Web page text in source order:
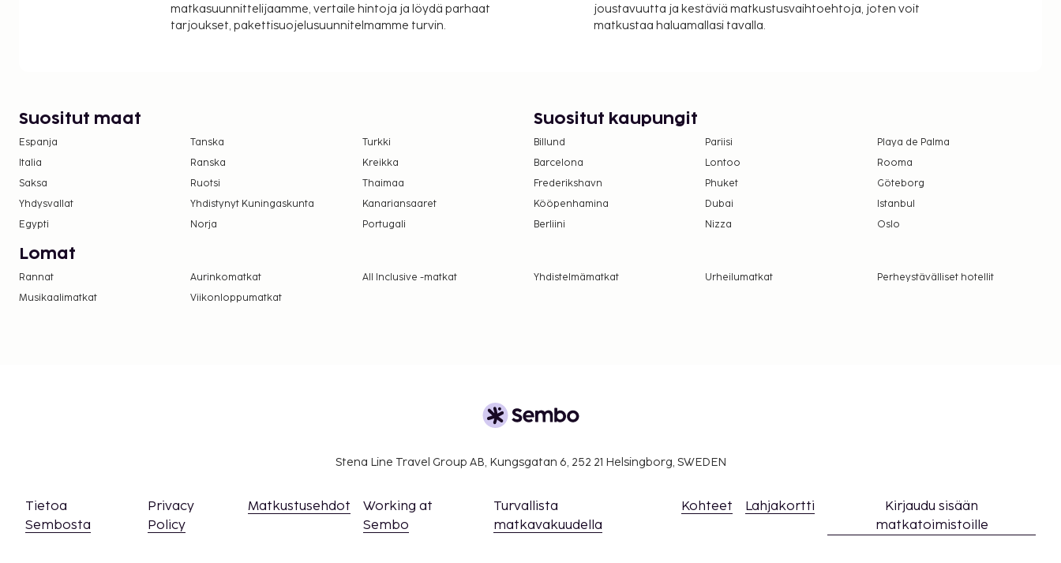
matkasuunnittelijaamme, vertaile hintoja ja löydä parhaat
tarjoukset, pakettisuojelusuunnitelmamme turvin.
joustavuutta ja kestäviä matkustusvaihtoehtoja, joten voit
matkustaa haluamallasi tavalla.
Suositut maat
Espanja Tanska
Turkki
Italia
Ranska
Kreikka
Saksa
Ruotsi
Thaimaa
Yhdysvallat
Yhdistynyt Kuningaskunta
Kanariansaaret
Egypti
Norja Portugali
Suositut kaupungit
Billund Pariisi
Playa de Palma
Barcelona
Lontoo
Rooma
Frederikshavn
Phuket
Göteborg
Kööpenhamina
Dubai
Istanbul
Berliini
Nizza Oslo
Lomat
Rannat Aurinkomatkat All Inclusive -matkat Yhdistelmämatkat Urheilumatkat
Perheystävälliset hotellit
Musikaalimatkat
Viikonloppumatkat
Stena Line Travel Group AB, Kungsgatan 6, 252 21 Helsingborg, SWEDEN
Tietoa
Sembosta
Privacy
Policy
Matkustusehdot
Working at
Sembo
Turvallista
matkavakuudella
Kohteet Lahjakortti
Kirjaudu sisään
matkatoimistoille